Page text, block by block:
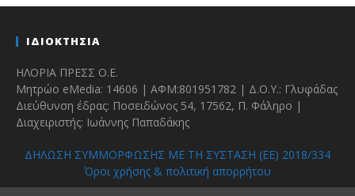
ΙΔΙΟΚΤΗΣΙΑ
ΗΛΟΡΙΑ ΠΡΕΣΣ Ο.Ε.
Μητρώο eMedia: 14606 | ΑΦΜ:801951782 | Δ.Ο.Υ.: Γλυφάδας
Διεύθυνση έδρας: Ποσειδώνος 54, 17562, Π. Φάληρο |
Διαχειριστής: Ιωάννης Παπαδάκης
ΔΗΛΩΣΗ ΣΥΜΜΟΡΦΩΣΗΣ ΜΕ ΤΗ ΣΥΣΤΑΣΗ (ΕΕ) 2018/334
Όροι χρήσης & πολιτική απορρήτου